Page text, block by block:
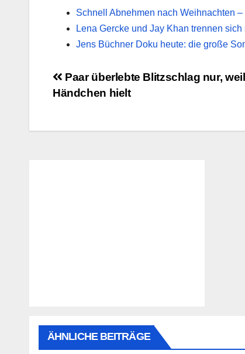
Schnell Abnehmen nach Weihnachten
Lena Gercke und Jay Khan trennen
Jens Büchner Doku heute: die große
Beitragsnavigation
Paar überlebte Blitzschlag nur,
Händchen hielt
ÄHNLICHE BEITRÄGE